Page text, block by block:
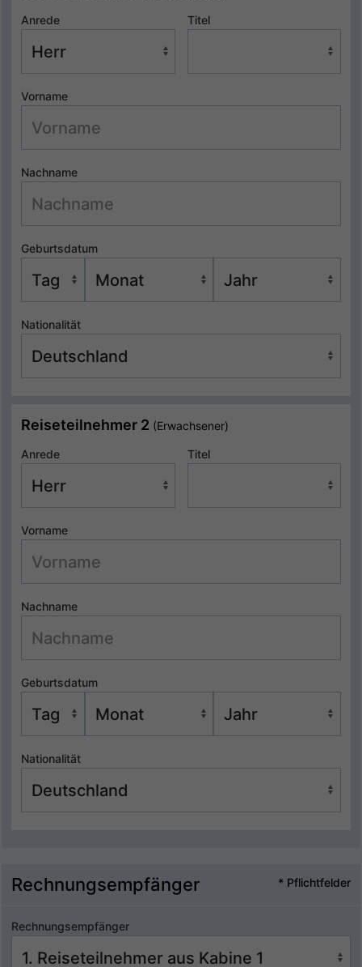
Anrede Titel
Vorname
Nachname
Geburtsdatum
Nationalität
Reiseteilnehmer 2 (Erwachsener)
Anrede Titel
Vorname
Nachname
Geburtsdatum
Nationalität
Rechnungsempfänger * Pflichtfelder
Rechnungsempfänger